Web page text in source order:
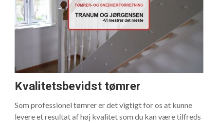
Kvalitetsbevidst tømrer
Som professionel tømrer er det vigtigt for os at kunne
levere et resultat af høj kvalitet som du kan være tilfreds